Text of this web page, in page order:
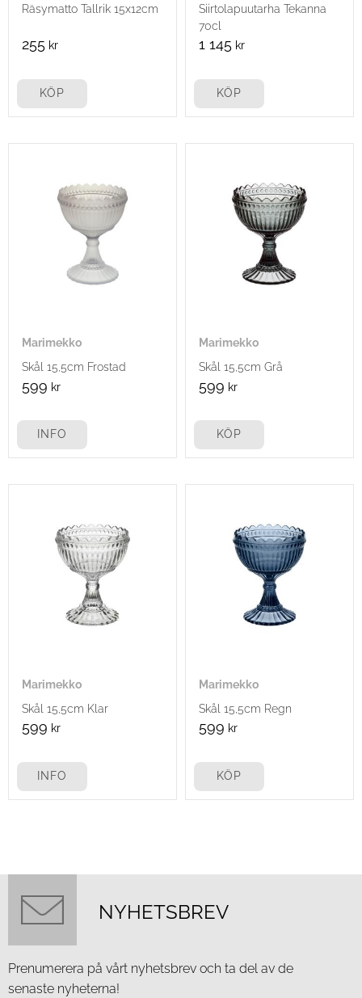
Räsymatto Tallrik 15x12cm
255 kr
KÖP
Siirtolapuutarha Tekanna
70cl
1 145 kr
KÖP
Marimekko
Skål 15,5cm Frostad
599 kr
INFO
Marimekko
Skål 15,5cm Grå
599 kr
KÖP
Marimekko
Skål 15,5cm Klar
599 kr
INFO
Marimekko
Skål 15,5cm Regn
599 kr
KÖP
NYHETSBREV
Prenumerera på vårt nyhetsbrev och ta del av de
senaste nyheterna!